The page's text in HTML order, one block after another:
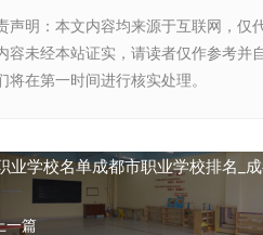
声明 ：本文内容均来源于互联网，
容未经本站证实，请读者仅作参考
将在第一时间进行核实处理。
业学校名单成都市职业学校排名_
一篇